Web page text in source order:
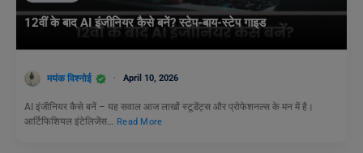
12वीं के बाद AI इंजीनियर कैसे बनें? स्टेप-बाय-स्टेप गाइड
मयंक विश्नोई April 10, 2026
AI इंजीनियर कैसे बनें – यह सवाल आज लाखों स्टूडेंट्स और प्रोफेशनल्स के मन में है।
आर्टिफिशियल इंटेलिजेंस… Read More